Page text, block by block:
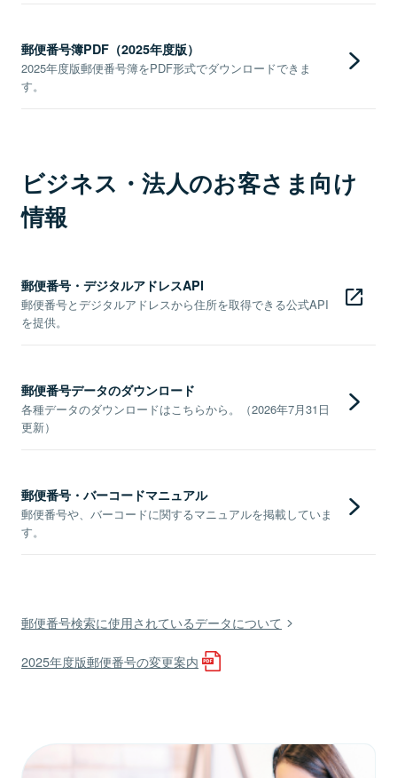
郵便番号簿PDF（2025年度版）
2025年度版郵便番号簿をPDF形式でダウンロードできま
す。
ビジネス・法人のお客さま向け
情報
郵便番号・デジタルアドレスAPI
郵便番号とデジタルアドレスから住所を取得できる公式API
を提供。
郵便番号データのダウンロード
各種データのダウンロードはこちらから。（2026年7月31日
更新）
郵便番号・バーコードマニュアル
郵便番号や、バーコードに関するマニュアルを掲載していま
す。
郵便番号検索に使用されているデータについて
2025年度版郵便番号の変更案内